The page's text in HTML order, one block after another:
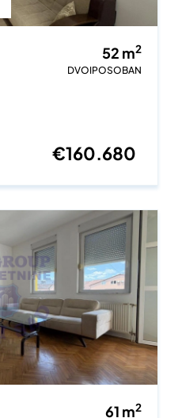
52 m2
DVOIPOSOBAN
€160.680
61 m2